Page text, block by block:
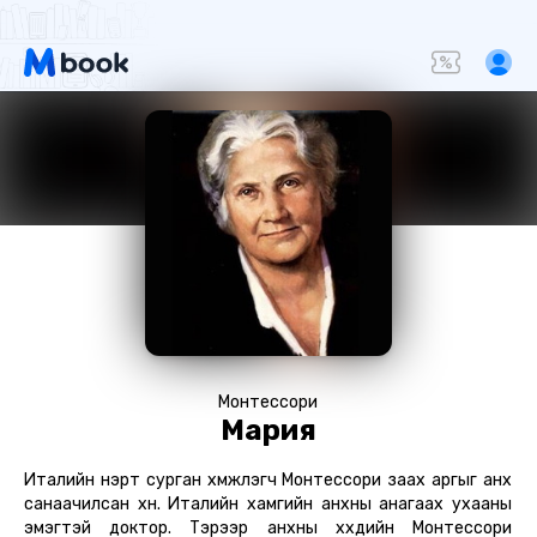
Монтессори
Мария
Италийн нэрт сурган хүмүүжүүлэгч Монтессори заах аргыг анх
санаачилсан хүн. Италийн хамгийн анхны анагаах ухааны
эмэгтэй доктор. Тэрээр анхны хүүхдийн Монтессори